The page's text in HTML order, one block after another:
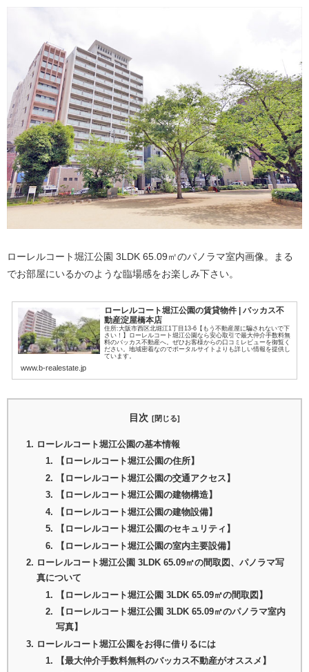
ローレルコート堀江公園 3LDK 65.09㎡のパノラマ室内画像。まる
でお部屋にいるかのような臨場感をお楽しみ下さい。
ローレルコート堀江公園の賃貸物件 | バッカス不
動産淀屋橋本店
住所:大阪市西区北堀江1丁目13-6【もう不動産屋に騙されないで下
さい！】ローレルコート堀江公園なら安心取引で最大仲介手数料無
料のバッカス不動産へ。ぜひお客様からの口コミレビューを御覧く
ださい。地域密着なのでポータルサイトよりも詳しい情報を提供し
ています。
www.b-realestate.jp
目次
ローレルコート堀江公園の基本情報
【ローレルコート堀江公園の住所】
【ローレルコート堀江公園の交通アクセス】
【ローレルコート堀江公園の建物構造】
【ローレルコート堀江公園の建物設備】
【ローレルコート堀江公園のセキュリティ】
【ローレルコート堀江公園の室内主要設備】
ローレルコート堀江公園 3LDK 65.09㎡の間取図、パノラマ写
真について
【ローレルコート堀江公園 3LDK 65.09㎡の間取図】
【ローレルコート堀江公園 3LDK 65.09㎡のパノラマ室内
写真】
ローレルコート堀江公園をお得に借りるには
【最大仲介手数料無料のバッカス不動産がオススメ】